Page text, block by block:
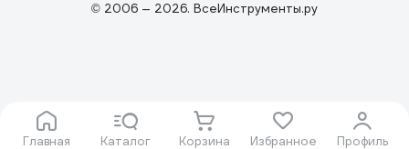
Главная Каталог Корзина Избранное Профиль
© 2006 — 2026. ВсеИнструменты.ру